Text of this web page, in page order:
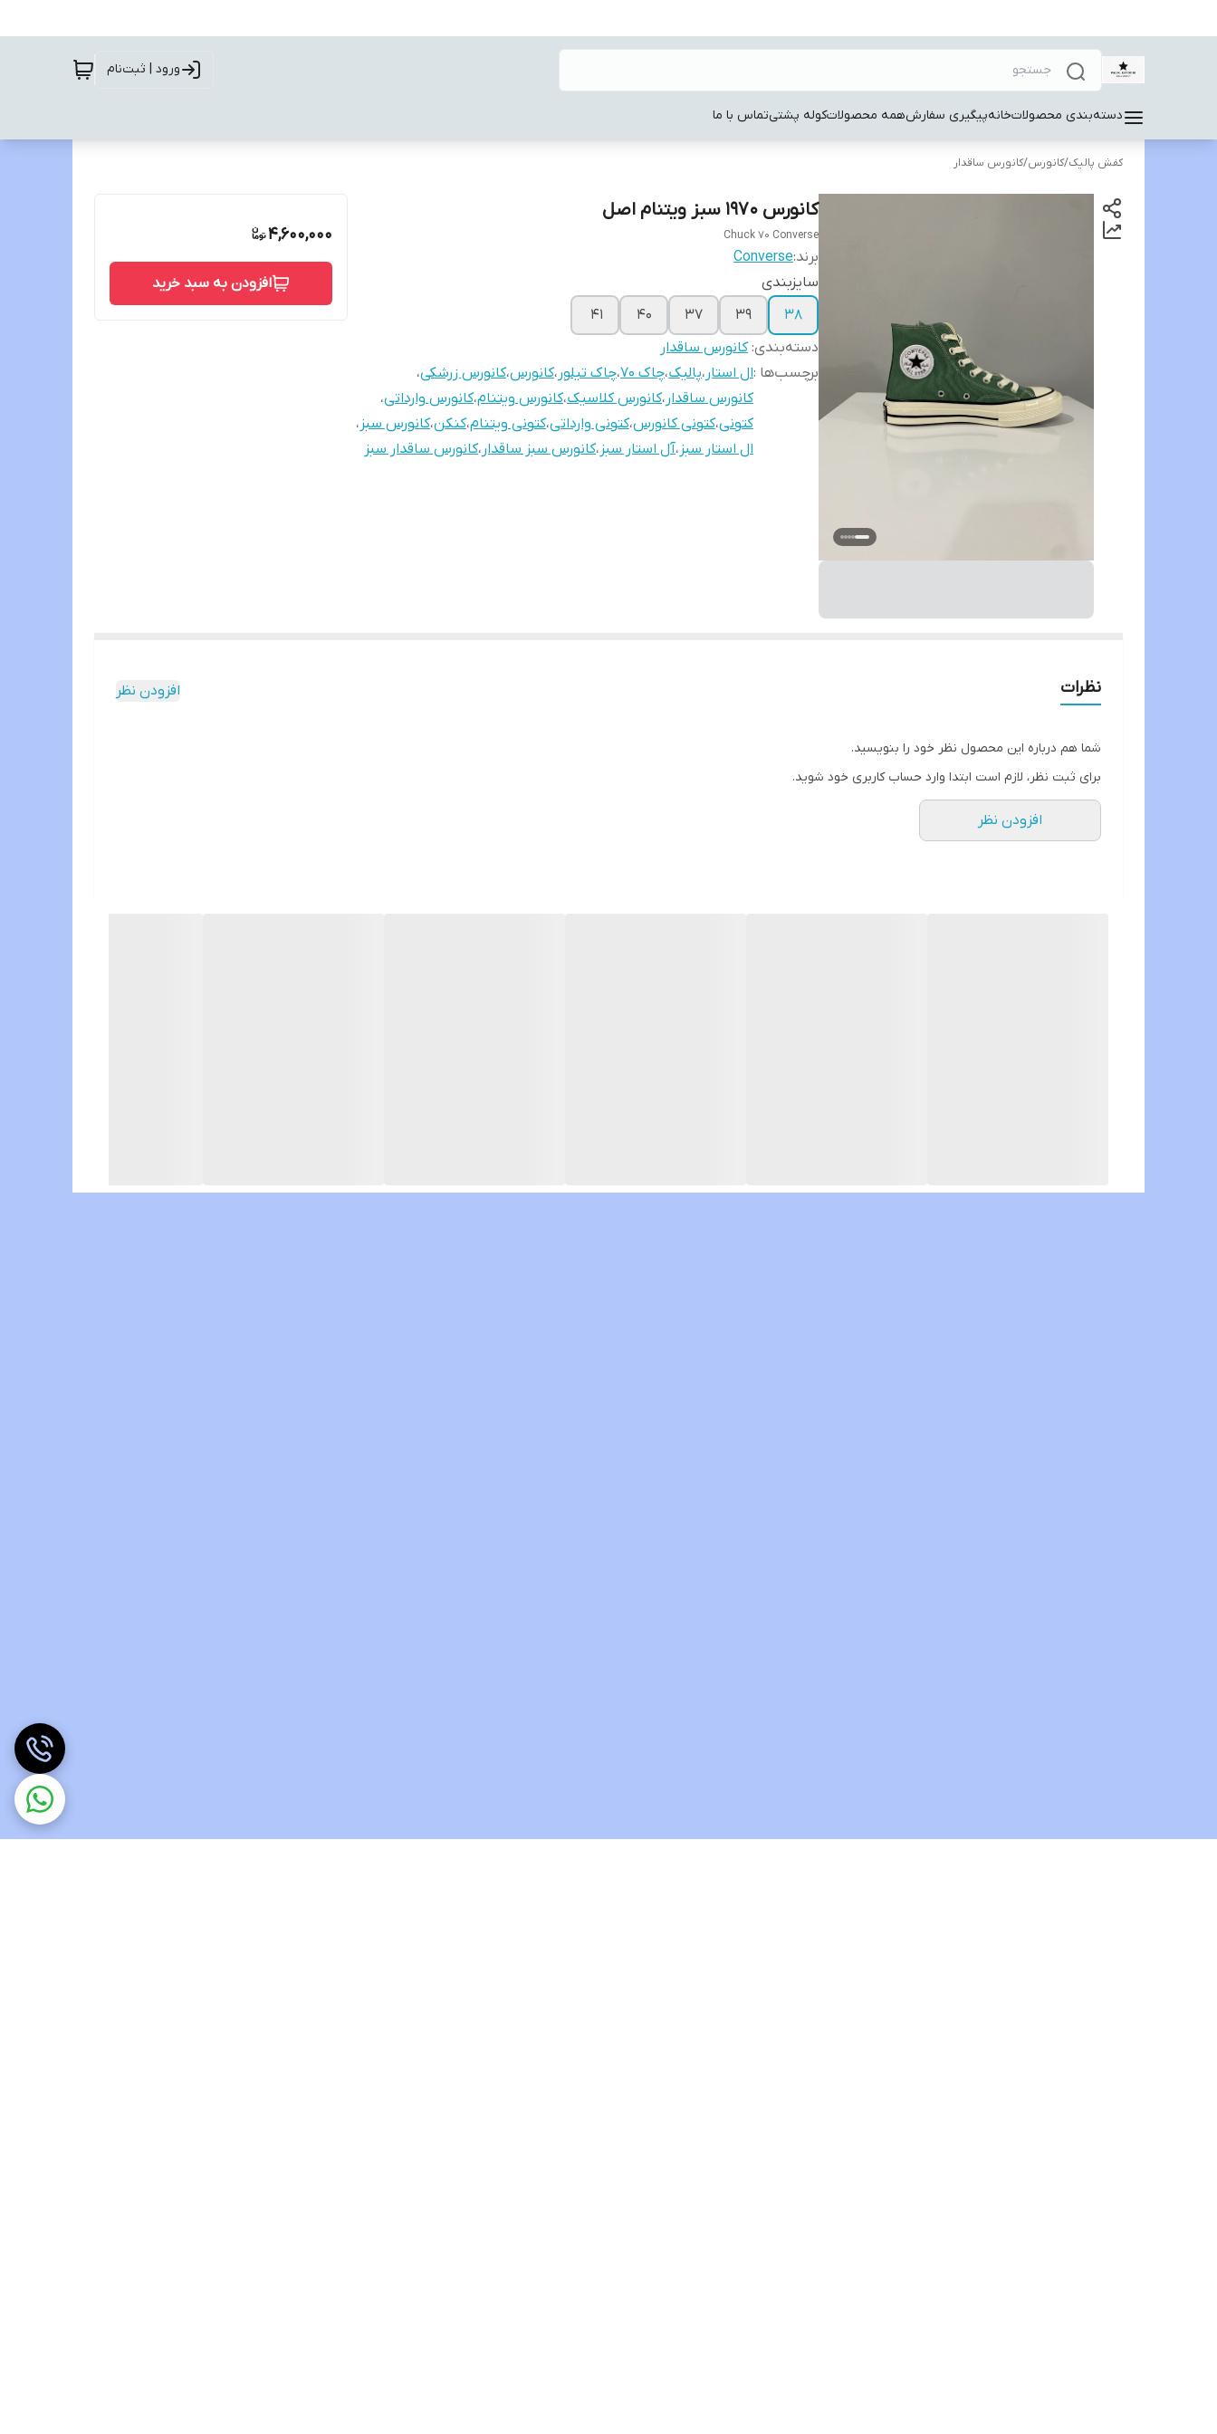
ورود | ثبت‌نام
دسته‌بندی محصولاتخانهپیگیری سفارشهمه محصولاتکوله پشتیتماس با ما
کفش پالیک/کانورس/کانورس ساقدار
کانورس ۱۹۷۰ سبز ویتنام اصل
Chuck 70 Converse
برند:Converse
سایزبندی
۳۸
۳۹ ۳۷ ۴۰
۴۱
دسته‌بندی:کانورس ساقدار
برچسب‌ها :ال استار ،پالیک،چاک ۷۰ ،چاک تیلور ،کانورس،کانورس زرشکی،
کانورس ساقدار ،کانورس کلاسیک،کانورس ویتنام،کانورس وارداتی،
کتونی،کتونی کانورس،کتونی وارداتی،کتونی ویتنام،کنکن،کانورس سبز ،
ال استار سبز ،آل استار سبز ،کانورس سبز ساقدار ،کانورس ساقدار سبز
4,600,000
افزودن به سبد خرید
نظرات افزودن نظر
شما هم درباره این محصول نظر خود را بنویسید.
برای ثبت نظر، لازم است ابتدا وارد حساب کاربری خود شوید.
افزودن نظر